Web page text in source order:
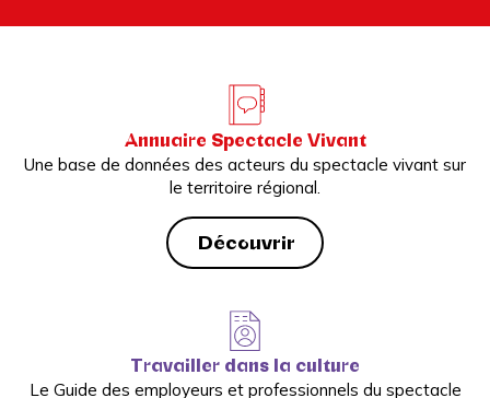
Annuaire Spectacle Vivant
Une base de données des acteurs du spectacle vivant sur
le territoire régional.
Découvrir
Travailler dans la culture
Le Guide des employeurs et professionnels du spectacle